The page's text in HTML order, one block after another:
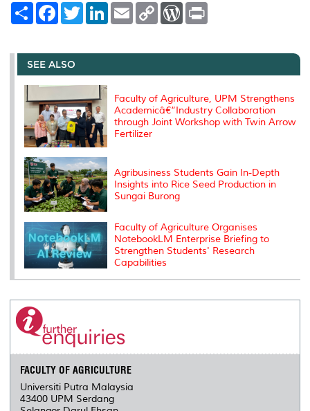
S
e
F
a
b
o
o
k
T
w
t
r
L
e
I
E
m
l
C
L
n
W
P
e
s
t
SEE ALSO
Faculty of Agriculture, UPM Strengthens
Academicâ€“Industry Collaboration
through Joint Workshop with Twin Arrow
Fertilizer
Agribusiness Students Gain In-Depth
Insights into Rice Seed Production in
Sungai Burong
Faculty of Agriculture Organises
NotebookLM Enterprise Briefing to
Strengthen Students' Research
Capabilities
FACULTY OF AGRICULTURE
Universiti Putra Malaysia
43400 UPM Serdang